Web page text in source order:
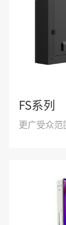
FS系列
更广受众范